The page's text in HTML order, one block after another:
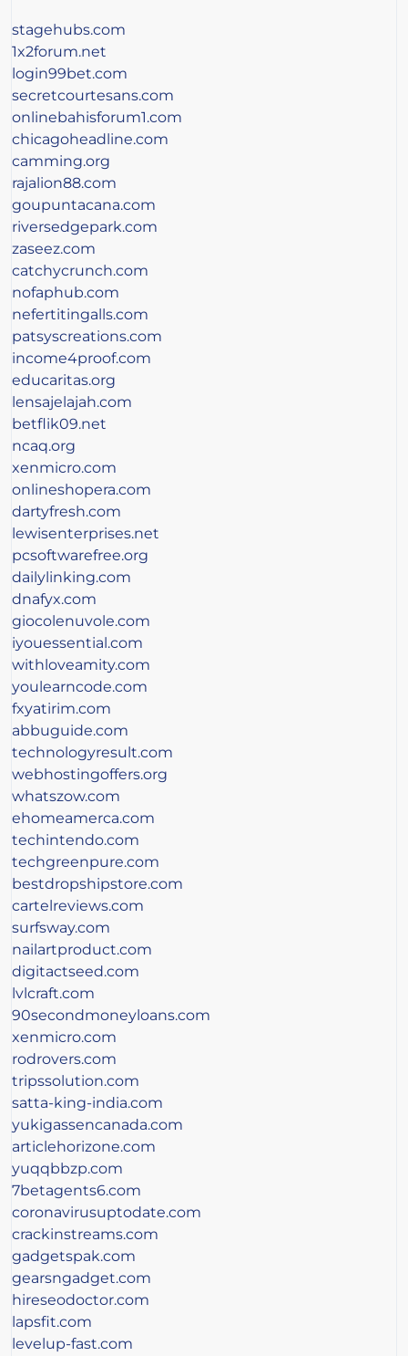
stagehubs.com
1x2forum.net
login99bet.com
secretcourtesans.com
onlinebahisforum1.com
chicagoheadline.com
camming.org
rajalion88.com
goupuntacana.com
riversedgepark.com
zaseez.com
catchycrunch.com
nofaphub.com
nefertitingalls.com
patsyscreations.com
income4proof.com
educaritas.org
lensajelajah.com
betflik09.net
ncaq.org
xenmicro.com
onlineshopera.com
dartyfresh.com
lewisenterprises.net
pcsoftwarefree.org
dailylinking.com
dnafyx.com
giocolenuvole.com
iyouessential.com
withloveamity.com
youlearncode.com
fxyatirim.com
abbuguide.com
technologyresult.com
webhostingoffers.org
whatszow.com
ehomeamerca.com
techintendo.com
techgreenpure.com
bestdropshipstore.com
cartelreviews.com
surfsway.com
nailartproduct.com
digitactseed.com
lvlcraft.com
90secondmoneyloans.com
xenmicro.com
rodrovers.com
tripssolution.com
satta-king-india.com
yukigassencanada.com
articlehorizone.com
yuqqbbzp.com
7betagents6.com
coronavirusuptodate.com
crackinstreams.com
gadgetspak.com
gearsngadget.com
hireseodoctor.com
lapsfit.com
levelup-fast.com